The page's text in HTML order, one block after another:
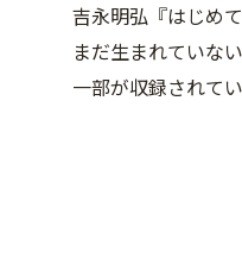
吉永明弘『はじめ
まだ生まれていな
一部が収録されてい